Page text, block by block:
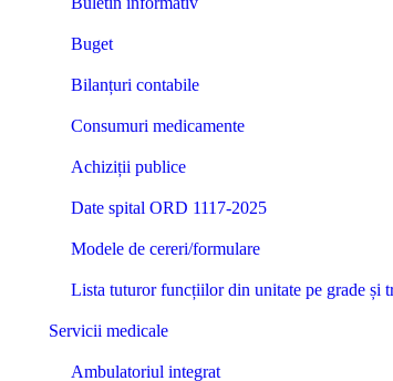
Buget
Bilanțuri contabile
Consumuri medicamente
Achiziții publice
Date spital ORD 1117-2025
Modele de cereri/formulare
Lista tuturor funcțiilor din unitate pe grade și
Servicii medicale
Ambulatoriul integrat